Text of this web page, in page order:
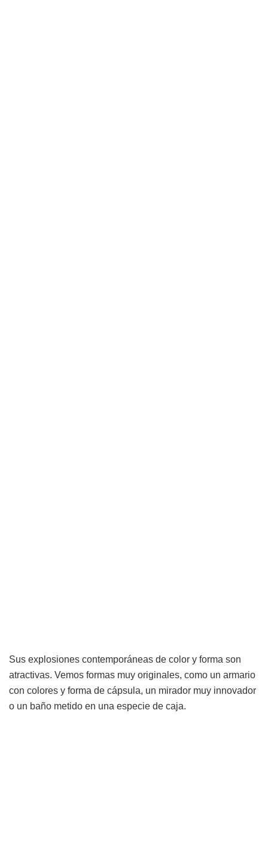
Sus explosiones contemporáneas de color y forma son
atractivas. Vemos formas muy originales, como un armario
con colores y forma de cápsula, un mirador muy innovador
o un baño metido en una especie de caja.